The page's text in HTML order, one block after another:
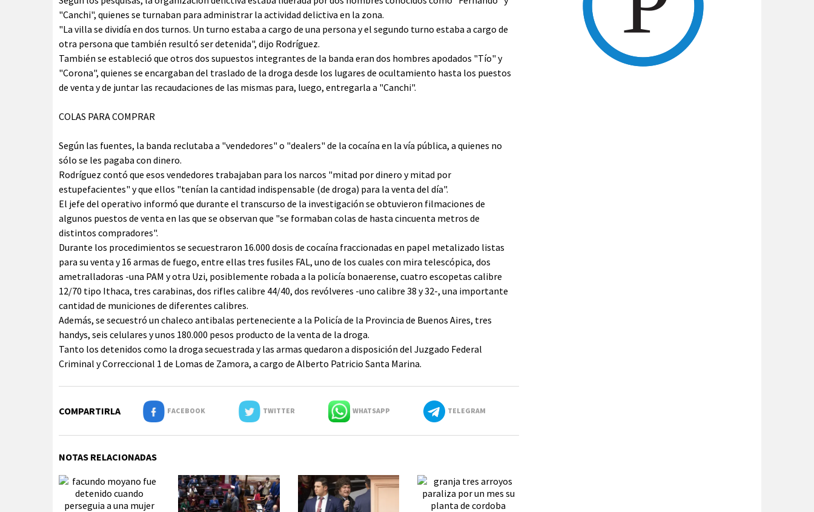
"Canchi", quienes se turnaban para administrar la actividad delictiva en la zona.
"La villa se dividía en dos turnos. Un turno estaba a cargo de una persona y el segundo turno estaba a cargo de
otra persona que también resultó ser detenida", dijo Rodríguez.
También se estableció que otros dos supuestos integrantes de la banda eran dos hombres apodados "Tío" y
"Corona", quienes se encargaban del traslado de la droga desde los lugares de ocultamiento hasta los puestos
de venta y de juntar las recaudaciones de las mismas para, luego, entregarla a "Canchi".
COLAS PARA COMPRAR
Según las fuentes, la banda reclutaba a "vendedores" o "dealers" de la cocaína en la vía pública, a quienes no
sólo se les pagaba con dinero.
Rodríguez contó que esos vendedores trabajaban para los narcos "mitad por dinero y mitad por
estupefacientes" y que ellos "tenían la cantidad indispensable (de droga) para la venta del día".
El jefe del operativo informó que durante el transcurso de la investigación se obtuvieron filmaciones de
algunos puestos de venta en las que se observan que "se formaban colas de hasta cincuenta metros de
distintos compradores".
Durante los procedimientos se secuestraron 16.000 dosis de cocaína fraccionadas en papel metalizado listas
para su venta y 16 armas de fuego, entre ellas tres fusiles FAL, uno de los cuales con mira telescópica, dos
ametralladoras -una PAM y otra Uzi, posiblemente robada a la policía bonaerense, cuatro escopetas calibre
12/70 tipo Ithaca, tres carabinas, dos rifles calibre 44/40, dos revólveres -uno calibre 38 y 32-, una importante
cantidad de municiones de diferentes calibres.
Además, se secuestró un chaleco antibalas perteneciente a la Policía de la Provincia de Buenos Aires, tres
handys, seis celulares y unos 180.000 pesos producto de la venta de la droga.
Tanto los detenidos como la droga secuestrada y las armas quedaron a disposición del Juzgado Federal
Criminal y Correccional 1 de Lomas de Zamora, a cargo de Alberto Patricio Santa Marina.
COMPARTIRLA FACEBOOK TWITTER WHATSAPP TELEGRAM
NOTAS RELACIONADAS